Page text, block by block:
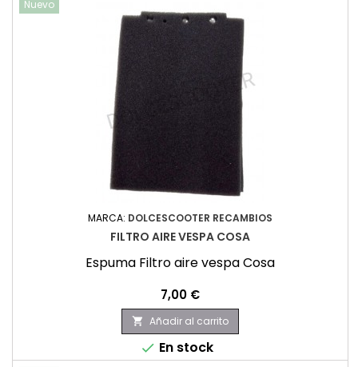
Nuevo
MARCA: DOLCESCOOTER RECAMBIOS
FILTRO AIRE VESPA COSA
Espuma Filtro aire vespa Cosa
Precio
7,00 €
 Añadir al carrito
 En stock